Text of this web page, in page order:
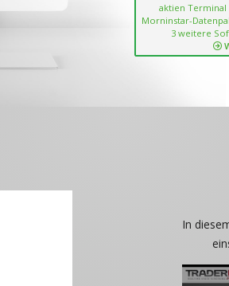
aktien Terminal
Morninstar-
3 weitere
In